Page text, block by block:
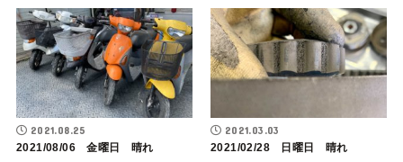
2021.08.25
2021/08/06 金曜日 晴れ
2021.03.03
2021/02/28 日曜日 晴れ